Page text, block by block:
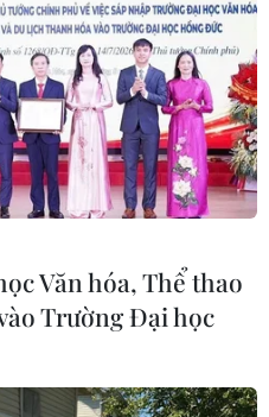
Văn hóa, Thể thao
Trường Đại học